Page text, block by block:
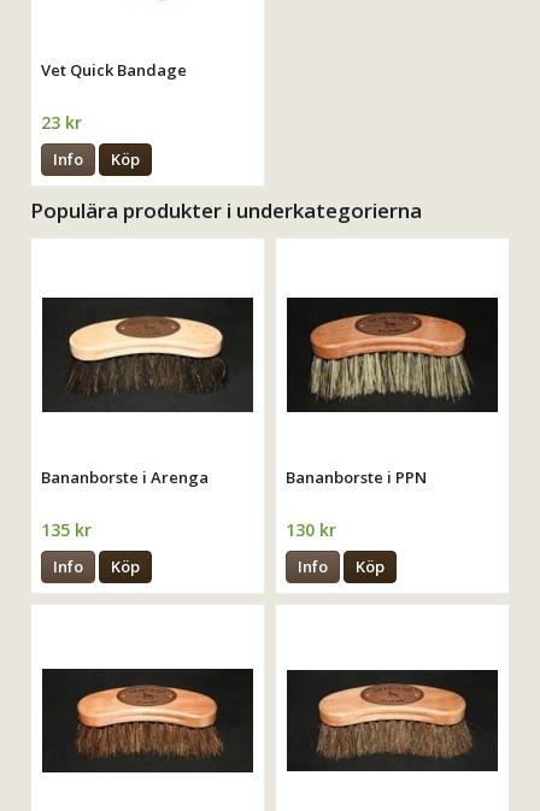
Vet Quick Bandage
23 kr
Info Köp
Populära produkter i underkategorierna
Bananborste i Arenga
135 kr
Info Köp
Bananborste i PPN
130 kr
Info Köp